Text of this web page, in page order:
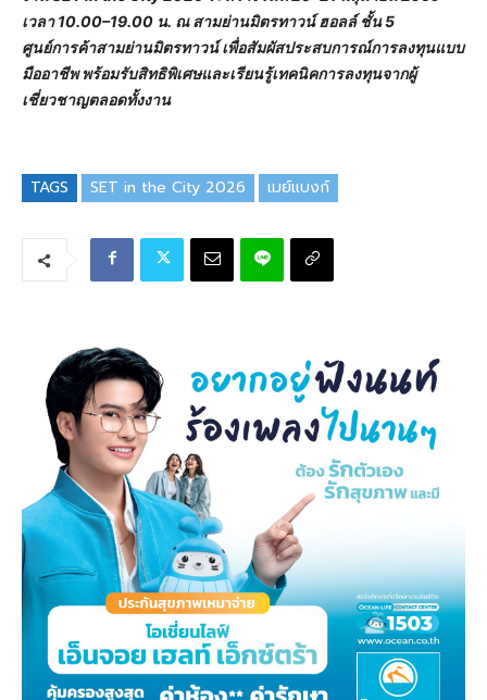
เวลา 10.00–19.00 น. ณ สามย่านมิตรทาวน์ ฮอลล์ ชั้น 5
ศูนย์การค้าสามย่านมิตรทาวน์ เพื่อสัมผัสประสบการณ์การลงทุนแบบ
มืออาชีพ พร้อมรับสิทธิพิเศษและเรียนรู้เทคนิคการลงทุนจากผู้
เชี่ยวชาญตลอดทั้งงาน
TAGS SET in the City 2026 เมย์แบงก์